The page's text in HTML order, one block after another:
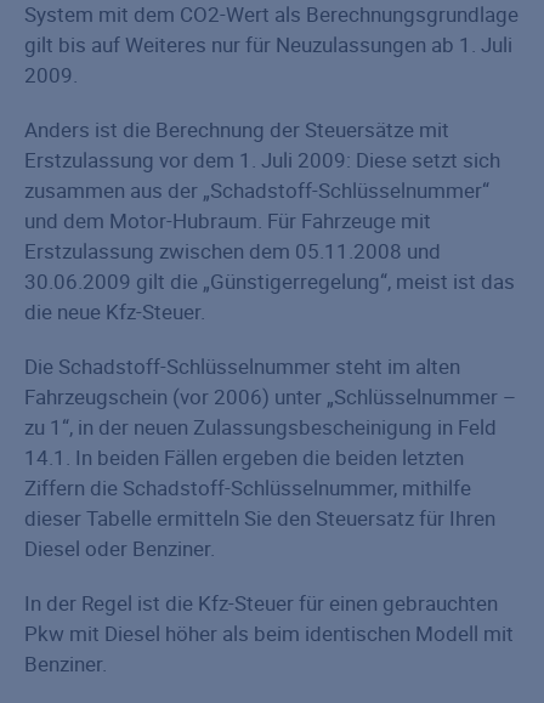
System mit dem CO2-Wert als Berechnungsgrundlage
gilt bis auf Weiteres nur für Neuzulassungen ab 1. Juli
2009.
Anders ist die Berechnung der Steuersätze mit
Erstzulassung vor dem 1. Juli 2009: Diese setzt sich
zusammen aus der „Schadstoff-Schlüsselnummer“
und dem Motor-Hubraum. Für Fahrzeuge mit
Erstzulassung zwischen dem 05.11.2008 und
30.06.2009 gilt die „Günstigerregelung“, meist ist das
die neue Kfz-Steuer.
Die Schadstoff-Schlüsselnummer steht im alten
Fahrzeugschein (vor 2006) unter „Schlüsselnummer –
zu 1“, in der neuen Zulassungsbescheinigung in Feld
14.1. In beiden Fällen ergeben die beiden letzten
Ziffern die Schadstoff-Schlüsselnummer, mithilfe
dieser Tabelle ermitteln Sie den Steuersatz für Ihren
Diesel oder Benziner.
In der Regel ist die Kfz-Steuer für einen gebrauchten
Pkw mit Diesel höher als beim identischen Modell mit
Benziner.